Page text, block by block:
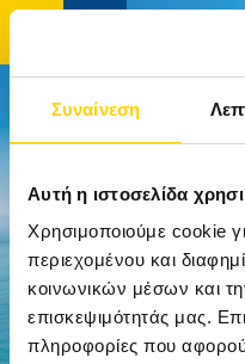
Συναίνεση
Αυτή η ιστοσελίδα
Χρησιμοποιούμε cookie
περιεχομένου και
κοινωνικών μέσων και
επισκεψιμότητάς μας.
πληροφορίες που
ΑΡΧΙΚΉ
ΤΑΞΊΔΙΑ
ΑΚΤΟΠΛΟΪΚΆ ΕΙΣΙΤΉΡΙΑ